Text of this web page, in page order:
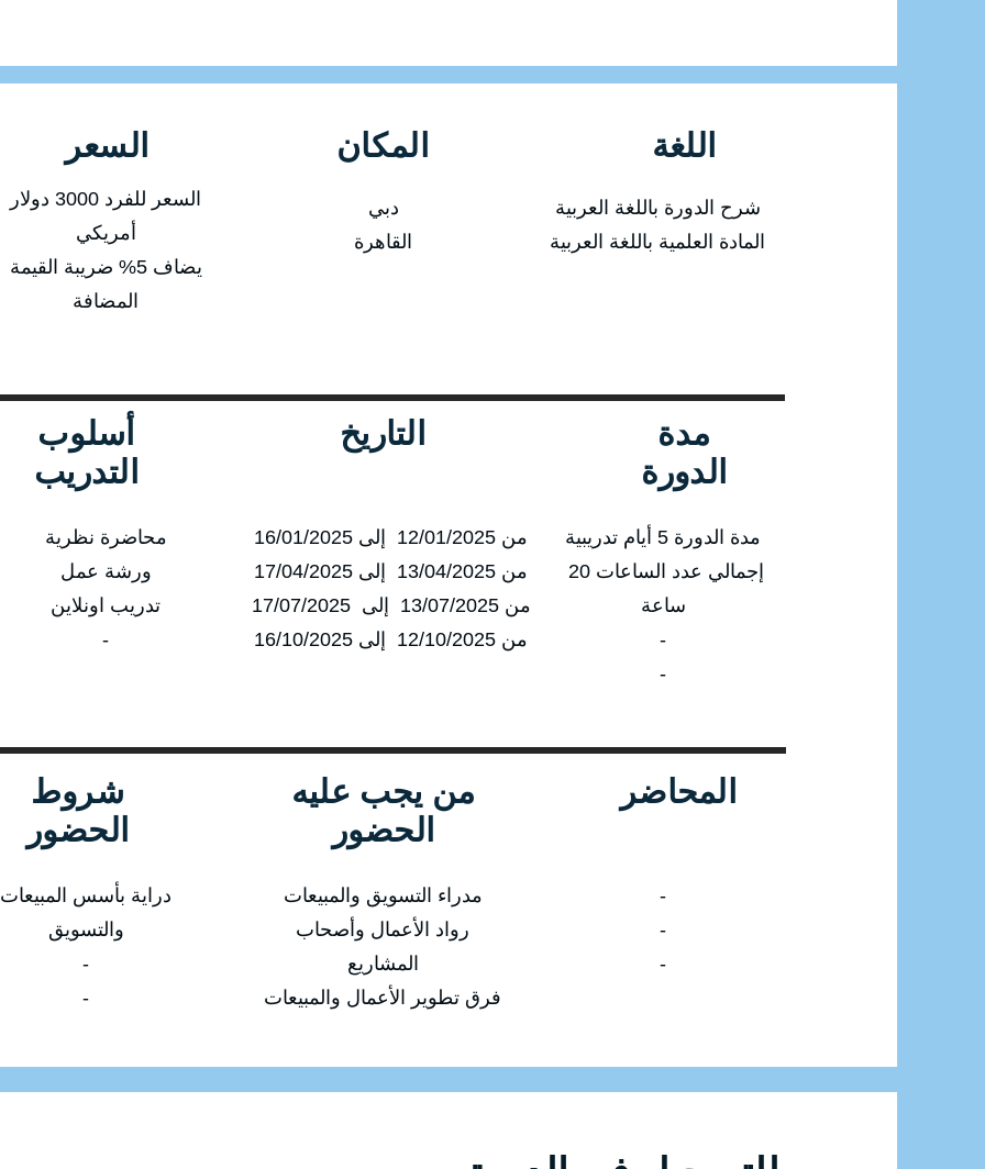
السعر
السعر للفرد 3000 دولار
أمريكي
يضاف 5% ضريبة القيمة
المضافة
المكان
دبي
القاهرة
اللغة
شرح الدورة باللغة العربية
المادة العلمية باللغة العربية
أسلوب
التدريب
محاضرة نظرية
ورشة عمل
تدريب اونلاين
-
التاريخ
من 12/01/2025 إلى 16/01/2025
من 13/04/2025 إلى 17/04/2025
من 13/07/2025 إلى 17/07/2025
من 12/10/2025 إلى 16/10/2025
مدة
الدورة
مدة الدورة 5 أيام تدريبية
ساعة
-
-
شروط
الحضور
دراية بأسس المبيعات
والتسويق
-
-
من يجب عليه
الحضور
مدراء التسويق والمبيعات
رواد الأعمال وأصحاب
المشاريع
فرق تطوير الأعمال والمبيعات
المحاضر
-
-
-